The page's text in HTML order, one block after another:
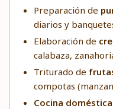
Preparación de
diarios y
Elaboración de
calabaza,
Triturado de
compotas
Cocina